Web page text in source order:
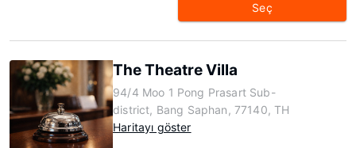
Seç
The Theatre Villa
94/4 Moo 1 Pong Prasart Sub-
district, Bang Saphan, 77140, TH
Haritayı göster